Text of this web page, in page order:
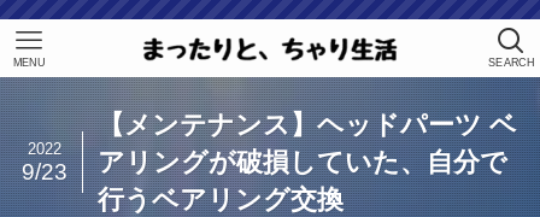
SEARCH
MENU
【メンテナンス】ヘッドパーツ ベ
アリングが破損していた、自分で
行うベアリング交換
2022
9/23